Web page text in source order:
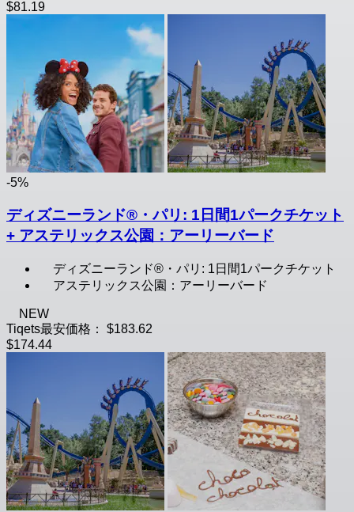
$81.19
-5%
ディズニーランド®・パリ: 1日間1パークチケット
+ アステリックス公園：アーリーバード
ディズニーランド®・パリ: 1日間1パークチケット
アステリックス公園：アーリーバード
NEW
Tiqets最安価格：
$183.62
$174.44